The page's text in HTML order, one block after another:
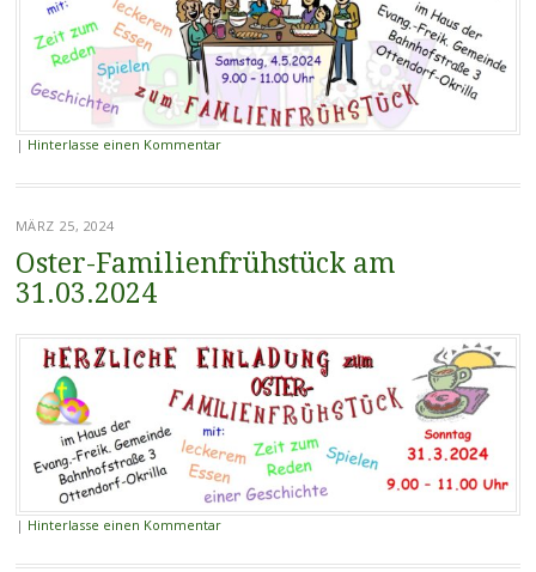
| Hinterlasse einen Kommentar
MÄRZ 25, 2024
Oster-Familienfrühstück am
31.03.2024
| Hinterlasse einen Kommentar